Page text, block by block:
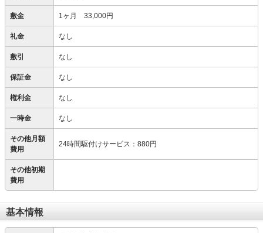
敷金 1ヶ月 33,000円
礼金 なし
敷引 なし
保証金 なし
権利金 なし
一時金 なし
その他月額
費用
24時間駆付けサービス ： 880円
その他初期
費用
基本情報